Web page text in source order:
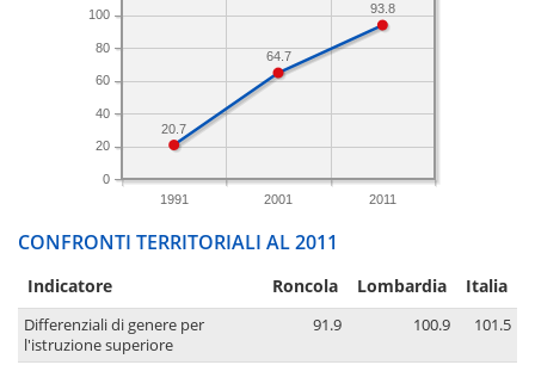
1991 2001 2011
0
20
40
60
80
100
93.8
64.7
20.7
CONFRONTI TERRITORIALI AL 2011
Indicatore Roncola Lombardia Italia
Differenziali di genere per
l'istruzione superiore
91.9 100.9 101.5